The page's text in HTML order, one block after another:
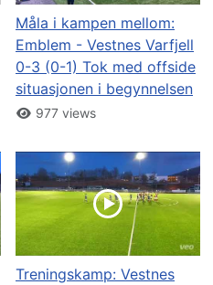
Måla i kampen mellom:
Emblem - Vestnes Varfjell
0-3 (0-1) Tok med offside
situasjonen i begynnelsen
977 views
Treningskamp: Vestnes